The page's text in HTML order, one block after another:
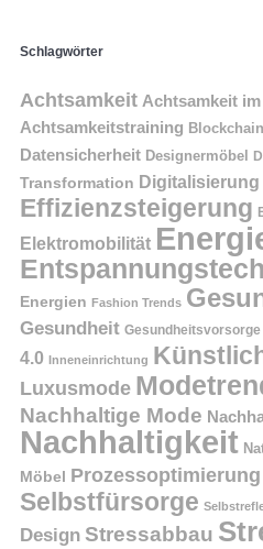
Schlagwörter
Achtsamkeit Achtsamkeit
Achtsamkeitstraining
Datensicherheit Designermöbel
Transformation Digitalisierung
Effizienzsteigerung
Elektromobilität
Energien Fashion Trends
Gesundheit Gesundheitsvorsorge
4.0
Inneneinrichtung
Luxusmode
Nachhaltige Mode
Nachhaltigkeit
Möbel Prozessoptimierung
Selbstfürsorge
Design Stressabbau